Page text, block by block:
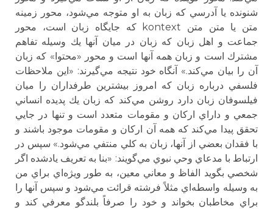
شنونده يا آدرسي كه زبان به او متوجه مي‌شود، محور زمينه
متن يا متن متن kontext كه جايگاه زبان است، محور
جماعت و اهل زبان كه زبان در ميان آنها يك وسيله تفاهم
مشترك است و زبان همه آنها است و محور «محتوا» كه زبان
آن را بيان مي‌كند.» آنگاه خود نتيجه مي‌گيرند: «اين ملاحظات
فلسفي درباره زبان كه امروز بيشترين طرفداران را ميان
فيلسوفان زبان دارد روشن مي‌كند كه زبان يك پديده انساني
جمعي و داراي اركان و مقومات متعدد است و تنها در جايي
تحقق پيدا مي‌كند كه همه آن اركان و مقومات موجود باشند و
با فقدان بعضي از آنها، زبان به كلي منتفي مي‌شود.» سپس در
ارتباط با مدعاي وحي نبوي مي‌گويند: «بنا به تعريف يادشده اگر
شخصي بگويد الفاظ و معاني معين، به طور ويژه‌اي براي من
به وسيله واسطه‌اي مثلاً فرشته قرائت مي‌شود و سپس آنها را
براي مخاطبان بخواند و خود را صرفاً بلندگو معرفي كند و